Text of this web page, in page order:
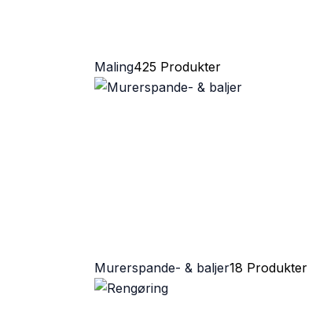
Maling425 Produkter
Murerspande- & baljer18 Produkter